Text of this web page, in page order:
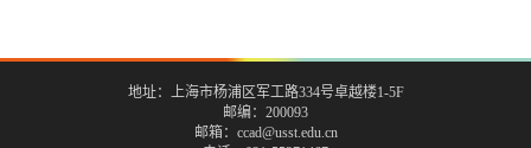
地址：上海市杨浦区军工路334号卓越楼1-5F
邮编：200093
邮箱：ccad@usst.edu.cn